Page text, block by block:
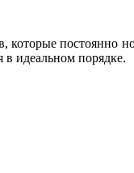
постоянно
в идеальном порядке.